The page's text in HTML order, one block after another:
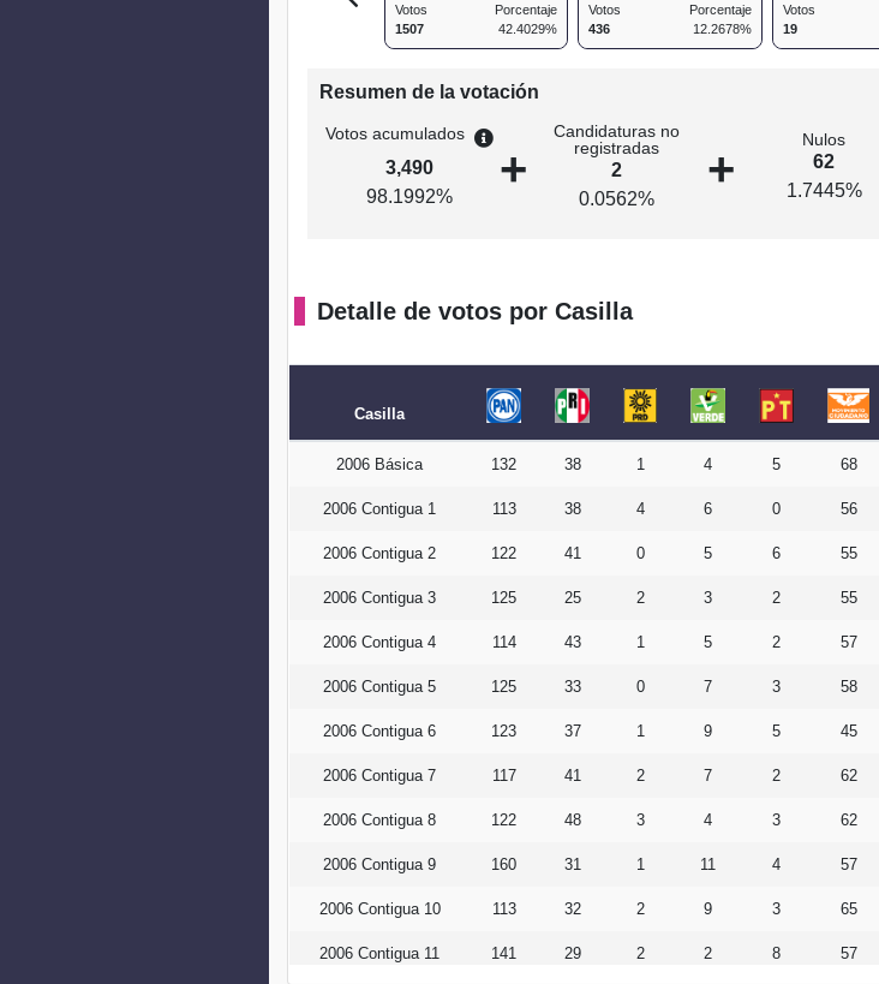
Votos
1507
Porcentaje
42.4029%
Votos
436
Porcentaje
12.2678%
Votos
19
Resumen de la votación
Votos acumulados
3,490
98.1992%
+
Candidaturas no
registradas
2
0.0562%
+
Nulos
62
1.7445%
Detalle de votos por Casilla
Casilla
2006 Básica 132 38 1 4 5 68
2006 Contigua 1 113 38 4 6 0 56
2006 Contigua 2 122 41 0 5 6 55
2006 Contigua 3 125 25 2 3 2 55
2006 Contigua 4 114 43 1 5 2 57
2006 Contigua 5 125 33 0 7 3 58
2006 Contigua 6 123 37 1 9 5 45
2006 Contigua 7 117 41 2 7 2 62
2006 Contigua 8 122 48 3 4 3 62
2006 Contigua 9 160 31 1 11 4 57
2006 Contigua 10 113 32 2 9 3 65
2006 Contigua 11 141 29 2 2 8 57